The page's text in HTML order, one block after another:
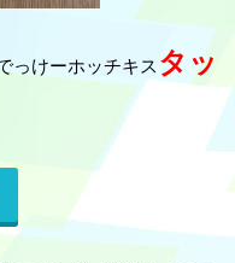
っけーホッチキス タッ